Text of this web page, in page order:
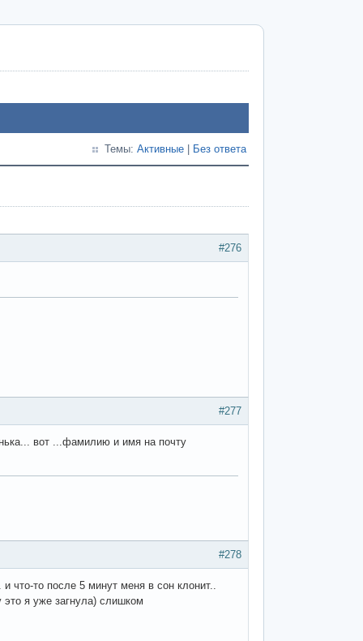
Темы: Активные Без ответа
#276
#277
вот ...фамилию и имя на почту
#278
то после 5 минут меня в сон клонит..
я уже загнула) слишком